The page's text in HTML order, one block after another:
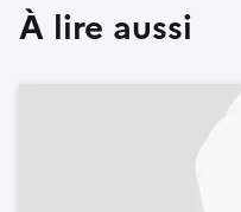
À lire aussi